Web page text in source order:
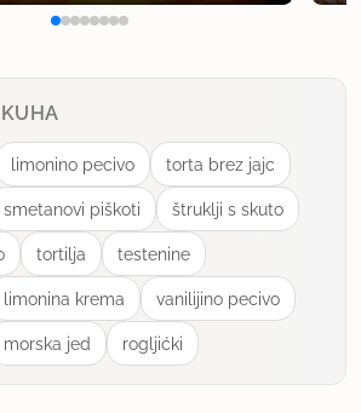
limonino pecivo torta brez jajc
smetanovi piškoti štruklji s skuto
tortilja testenine
limonina krema vanilijino pecivo
morska jed rogljićki